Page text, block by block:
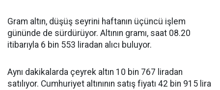
Gram altın, düşüş seyrini haftanın üçüncü işlem
gününde de sürdürüyor. Altının gramı, saat 08.20
itibarıyla 6 bin 553 liradan alıcı buluyor.
Aynı dakikalarda çeyrek altın 10 bin 767 liradan
satılıyor. Cumhuriyet altınının satış fiyatı 42 bin 915 lira